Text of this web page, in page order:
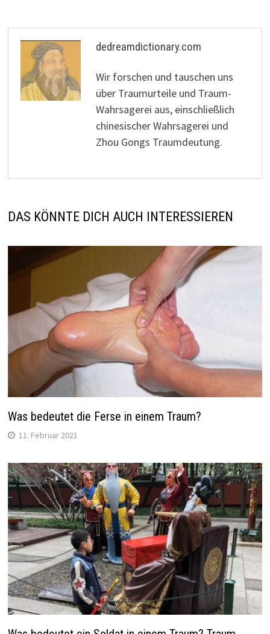
dedreamdictionary.com
Wir forschen und tauschen uns
über Traumurteile und Traum-
Wahrsagerei aus, einschließlich
chinesischer Wahrsagerei und
Zhou Gongs Traumdeutung.
DAS KÖNNTE DICH AUCH INTERESSIEREN
Was bedeutet die Ferse in einem Traum?
11. Februar 2021